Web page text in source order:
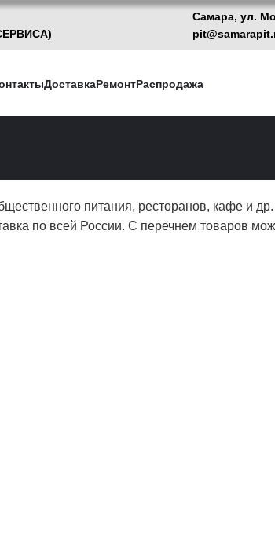
Самара, ул.
ДоставкаРемонтРаспродажа
питания, ресторанов, кафе и
по всей России. С перечнем товаров